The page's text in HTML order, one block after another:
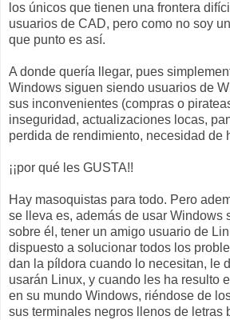
los únicos que tienen una frontera
usuarios de CAD, pero como no soy
que punto es así.
A donde quería llegar, pues
Windows siguen siendo usuarios de
sus inconvenientes (compras o
inseguridad, actualizaciones locas,
perdida de rendimiento, necesidad de
¡¡por qué les GUSTA!!
Hay masoquistas para todo. Pero
se lleva es, además de usar Windows
sobre él, tener un amigo usuario de
dispuesto a solucionar todos los
dan la píldora cuando lo necesitan, le
usarán Linux, y cuando les ha resulto
en su mundo Windows, riéndose de
sus terminales negros llenos de letras